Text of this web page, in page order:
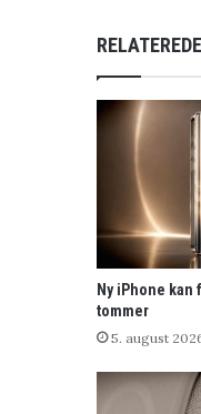
Ny iPhone
tommer
5. august